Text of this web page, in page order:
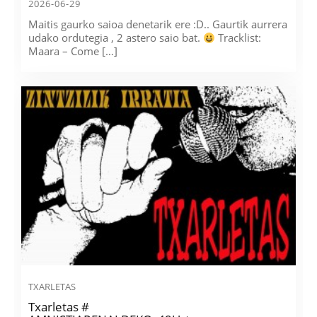
2026-06-29
Maitis gaurko saioa denetarik ere :D.. Gaurtik aurrera
udako ordutegia , 2 astero saio bat.
Tracklist:
Maara – Come […]
TXARLETAS
Txarletas #